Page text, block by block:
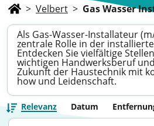
> Velbert > Gas Wasser
Als Gas-Wasser-Installateur
zentrale Rolle in der
Entdecken Sie vielfältige
wichtigen Handwerksberuf
Zukunft der Haustechnik mit
how und Leidenschaft.
Relevanz Datum